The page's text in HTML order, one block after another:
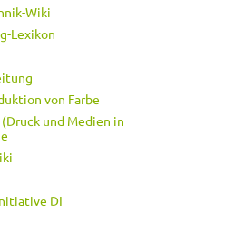
Wiki
Lexikon
von Farbe
und Medien in
DI